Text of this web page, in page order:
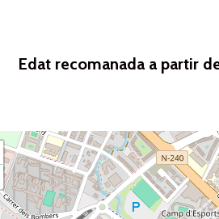
Edat recomanada a partir